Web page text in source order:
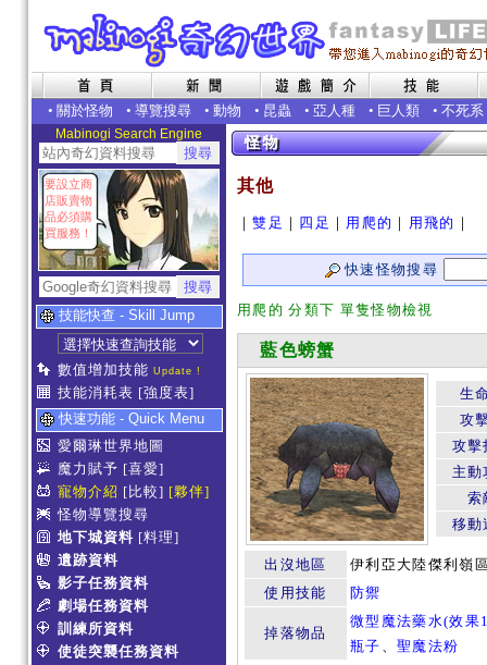
• 關於怪物 • 導覽搜尋 • 動物 • 昆蟲 • 亞人種 • 巨人類 • 不死系
Mabinogi Search Engine
要設立商
店販賣物
品必須購
買服務！
技能快查 - Skill Jump
數值增加技能 Update !
技能消耗表 [強度表]
快速功能 - Quick Menu
愛爾琳世界地圖
魔力賦予 [喜愛]
寵物介紹 [比較] [夥伴]
怪物導覽搜尋
地下城資料 [料理]
遺跡資料
影子任務資料
劇場任務資料
訓練所資料
使徒突襲任務資料
其他
｜雙足 ｜ 四足 ｜ 用爬的 ｜ 用飛的 ｜
快速怪物搜尋
用爬的 分類下 單隻怪物檢視
藍色螃蟹
生
攻
攻擊
主動
索
移動
出沒地區
伊利亞大陸傑利嶺
使用技能
防禦
掉落物品
微型魔法藥水(效果
瓶子 、聖魔法粉